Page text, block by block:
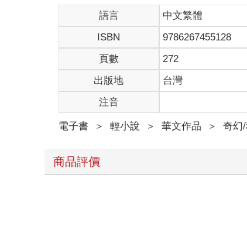
面對朋友們的閒言閒語，延江宇大多時候都微笑
是的，他確實沒有心。
別人說他冷血無情，延江宇承認。惡名在外，他
「江宇，你是在交友軟體認識你前女友的嗎？
一圈閒聊過去，又有人聊回交友一事，「我用
延江宇緩緩抬起眼皮，嘴角抿起好看的弧度，笑
不過只是幾個文字訊息，要怎麼判斷對方好或
「你怎麼只推給他，我也需要吧？是什麼APP？
「念起來是叫『心跳APP』，不過……」那人舌
巫有津湊過頭，不看還好，一看，再次笑出那
這樣一鬧，延江宇原本興致缺缺，現在也被勾起
他瞄了一眼，視線停留在手機螢幕上：心★跳
語言 中文繁體
ISBN
9786267455128
頁數
272
出版地
台灣
注音
電子書 ＞ 輕小說 ＞ 華文作品 ＞ 奇幻/
商品評價